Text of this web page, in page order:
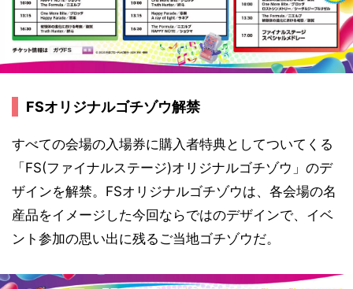
FSオリジナルゴチゾウ解禁
すべての会場の入場券に購入者特典としてついてくる
「FS(ファイナルステージ)オリジナルゴチゾウ」のデ
ザインを解禁。FSオリジナルゴチゾウは、各会場の名
産品をイメージした今回ならではのデザインで、イベ
ント参加の思い出に残るご当地ゴチゾウだ。